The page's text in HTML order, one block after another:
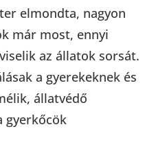
elmondta, nagyon
már most, ennyi
az állatok sorsát.
a gyerekeknek és
állatvédő
gyerkőcök